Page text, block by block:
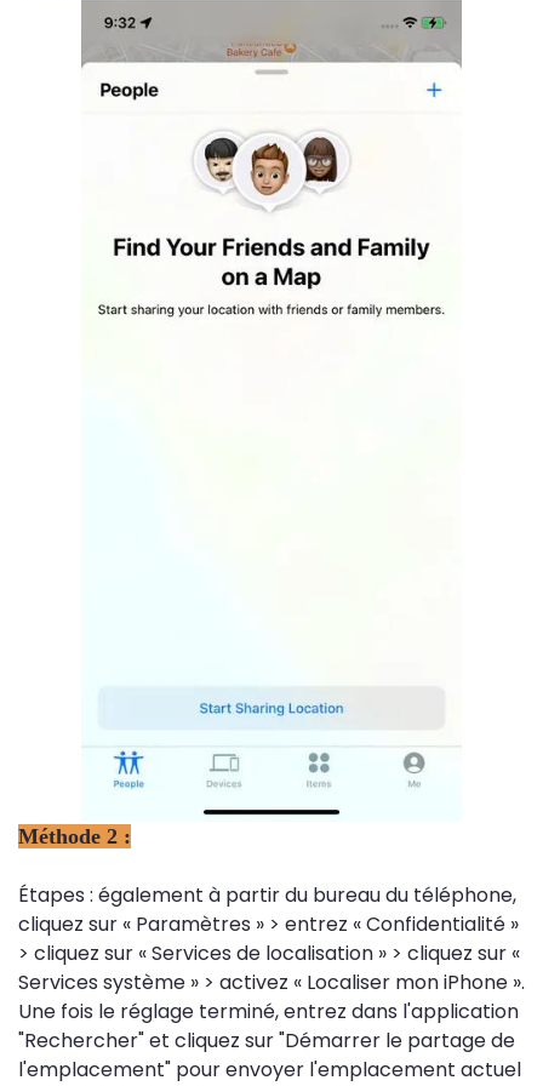
Méthode 2 :
Étapes : également à partir du bureau du téléphone,
cliquez sur « Paramètres » > entrez « Confidentialité »
> cliquez sur « Services de localisation » > cliquez sur «
Services système » > activez « Localiser mon iPhone ».
Une fois le réglage terminé, entrez dans l'application
"Rechercher" et cliquez sur "Démarrer le partage de
l'emplacement" pour envoyer l'emplacement actuel